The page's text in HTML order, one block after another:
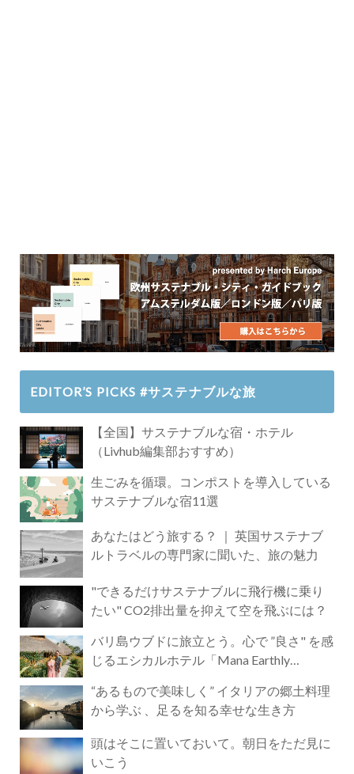
EDITOR’S PICKS #サステナブルな旅
【全国】サステナブルな宿・ホテル
（Livhub編集部おすすめ）
生ごみを循環。コンポストを導入している
サステナブルな宿11選
あなたはどう旅する？ ｜ 英国サステナブ
ルトラベルの専門家に聞いた、旅の魅力
"できるだけサステナブルに飛行機に乗り
たい" CO2排出量を抑えて空を飛ぶには？
バリ島ウブドに旅立とう。心で ”良さ" を感
じるエシカルホテル「Mana Earthly
“あるもので美味しく” イタリアの郷土料理
から学ぶ 、足るを知る幸せな生き方
頭はそこに置いておいて。朝日をただ見に
いこう